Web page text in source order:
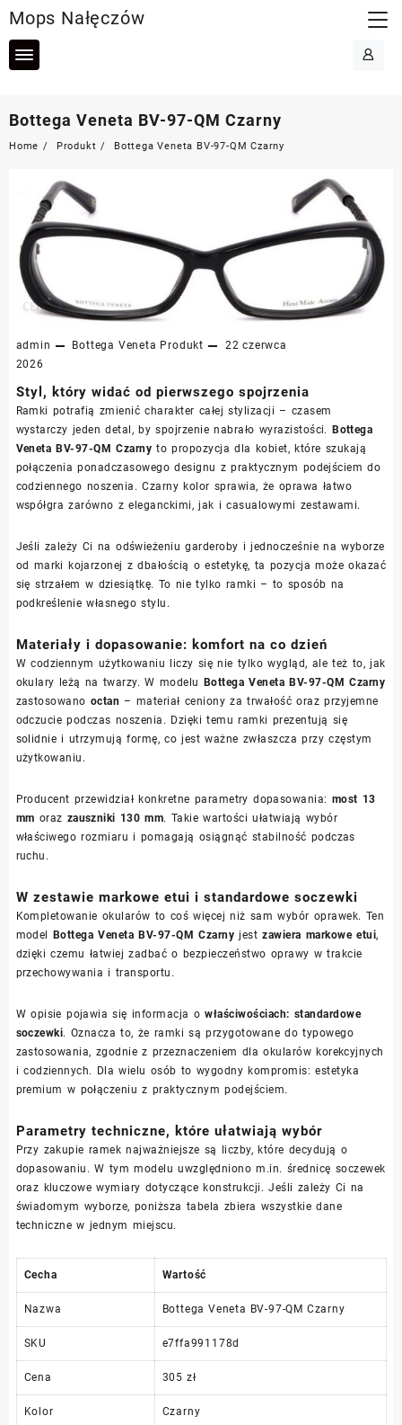
to
content
Mops Nałęczów
Bottega Veneta BV-97-QM Czarny
Home Produkt Bottega Veneta BV-97-QM Czarny
admin Bottega Veneta Produkt
22 czerwca
2026
Styl, który widać od pierwszego spojrzenia
Ramki potrafią zmienić charakter całej stylizacji – czasem
wystarczy jeden detal, by spojrzenie nabrało wyrazistości.
Bottega
Veneta BV-97-QM Czarny to propozycja dla kobiet, które szukają
połączenia ponadczasowego designu z praktycznym podejściem do
codziennego noszenia. Czarny kolor sprawia, że oprawa łatwo
współgra zarówno z eleganckimi, jak i casualowymi zestawami.
Jeśli zależy Ci na odświeżeniu garderoby i jednocześnie na wyborze
od marki kojarzonej z dbałością o estetykę, ta pozycja może okazać
się strzałem w dziesiątkę. To nie tylko ramki – to sposób na
podkreślenie własnego stylu.
Materiały i dopasowanie: komfort na co dzień
W codziennym użytkowaniu liczy się nie tylko wygląd, ale też to, jak
okulary leżą na twarzy. W modelu
Bottega Veneta BV-97-QM Czarny
zastosowano octan – materiał ceniony za trwałość oraz przyjemne
odczucie podczas noszenia. Dzięki temu ramki prezentują się
solidnie i utrzymują formę, co jest ważne zwłaszcza przy częstym
użytkowaniu.
Producent przewidział konkretne parametry dopasowania: most 13
mm oraz zauszniki 130 mm. Takie wartości ułatwiają wybór
właściwego rozmiaru i pomagają osiągnąć stabilność podczas
ruchu.
W zestawie markowe etui i standardowe soczewki
Kompletowanie okularów to coś więcej niż sam wybór oprawek. Ten
model
Bottega Veneta BV-97-QM Czarny jestzawiera markowe etui,
dzięki czemu łatwiej zadbać o bezpieczeństwo oprawy w trakcie
przechowywania i transportu.
W opisie pojawia się informacja owłaściwościach: standardowe
soczewki. Oznacza to, że ramki są przygotowane do typowego
zastosowania, zgodnie z przeznaczeniem dla okularów korekcyjnych
i codziennych. Dla wielu osób to wygodny kompromis: estetyka
premium w połączeniu z praktycznym podejściem.
Parametry techniczne, które ułatwiają wybór
Przy zakupie ramek najważniejsze są liczby, które decydują o
dopasowaniu. W tym modelu uwzględniono m.in. średnicę soczewek
oraz kluczowe wymiary dotyczące konstrukcji. Jeśli zależy Ci na
świadomym wyborze, poniższa tabela zbiera wszystkie dane
techniczne w jednym miejscu.
Cecha Wartość
Nazwa Bottega Veneta BV-97-QM Czarny
SKU e7ffa991178d
Cena 305 zł
Kolor Czarny